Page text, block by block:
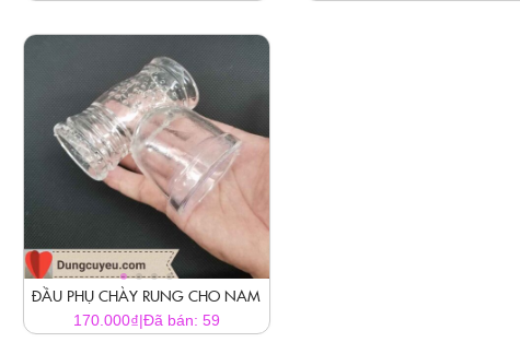
phẩm
này
có
nhiều
biến
thể.
Các
tùy
chọn
có
thể
được
chọn
ĐẦU PHỤ CHÀY RUNG CHO NAM
170.000₫ Đã bán: 59